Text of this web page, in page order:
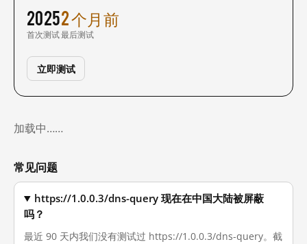
2025
首次测试
2 个月前
最后测试
立即测试
加载中……
常见问题
https://1.0.0.3/dns-query 现在在中国大陆被屏蔽
吗？
最近 90 天内我们没有测试过 https://1.0.0.3/dns-query。截